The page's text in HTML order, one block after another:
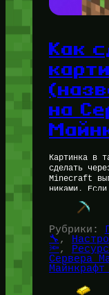
Как
на
Картинка в
сделать
Minecraft
никами.
хочешь
Рубрики:
🔧 ,
🔦,
Сервера